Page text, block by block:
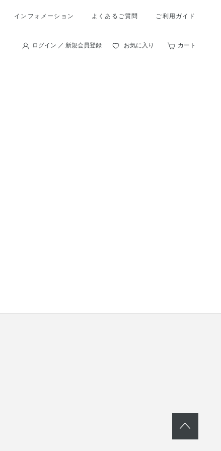
インフォメーション よくあるご質問 ご利用ガイド
ログイン ／ 新規会員登録 お気に入り カート